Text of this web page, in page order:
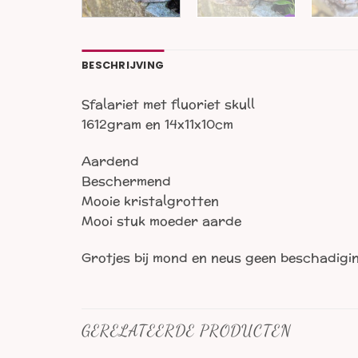
BESCHRIJVING
Sfalariet met fluoriet skull
1612gram en 14x11x10cm
Aardend
Beschermend
Mooie kristalgrotten
Mooi stuk moeder aarde
Grotjes bij mond en neus geen
GERELATEERDE PRODUCTEN